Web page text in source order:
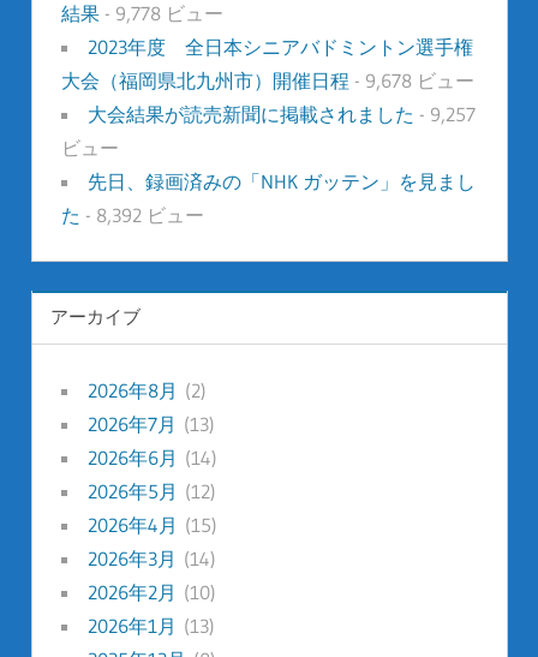
結果- 9,778 ビュー
2023年度 全日本シニアバドミントン選手権
大会（福岡県北九州市）開催日程 - 9,678 ビュー
大会結果が読売新聞に掲載されました - 9,257
ビュー
先日、録画済みの「NHK ガッテン」を見まし
た - 8,392 ビュー
アーカイブ
2026年8月 (2)
2026年7月 (13)
2026年6月 (14)
2026年5月 (12)
2026年4月 (15)
2026年3月 (14)
2026年2月 (10)
2026年1月 (13)